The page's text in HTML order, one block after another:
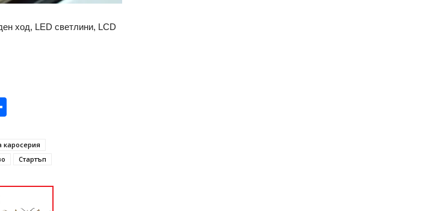
ход, LED светлини, LCD
каросерия
Стартъп